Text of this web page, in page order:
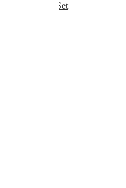
Ecke, 5er-Set